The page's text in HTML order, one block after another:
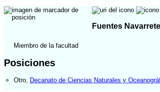
Fuentes
Miembro de la facultad
Posiciones
Otro Decanato de Ciencias Naturales y